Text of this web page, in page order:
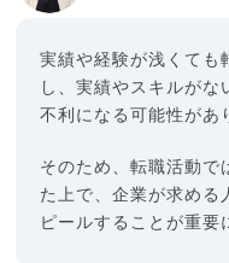
実績や経験が浅くても
し、実績やスキルがな
不利になる可能性があ
そのため、転職活動で
た上で、企業が求める
ピールすることが重要